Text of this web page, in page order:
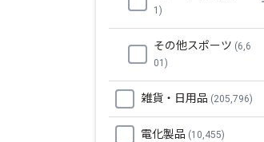
1)
その他スポーツ (6,6
01)
雑貨・日用品 (205,796)
電化製品 (10,455)